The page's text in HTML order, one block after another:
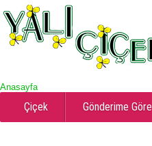
Anasayfa
Çiçek Gönderime Göre